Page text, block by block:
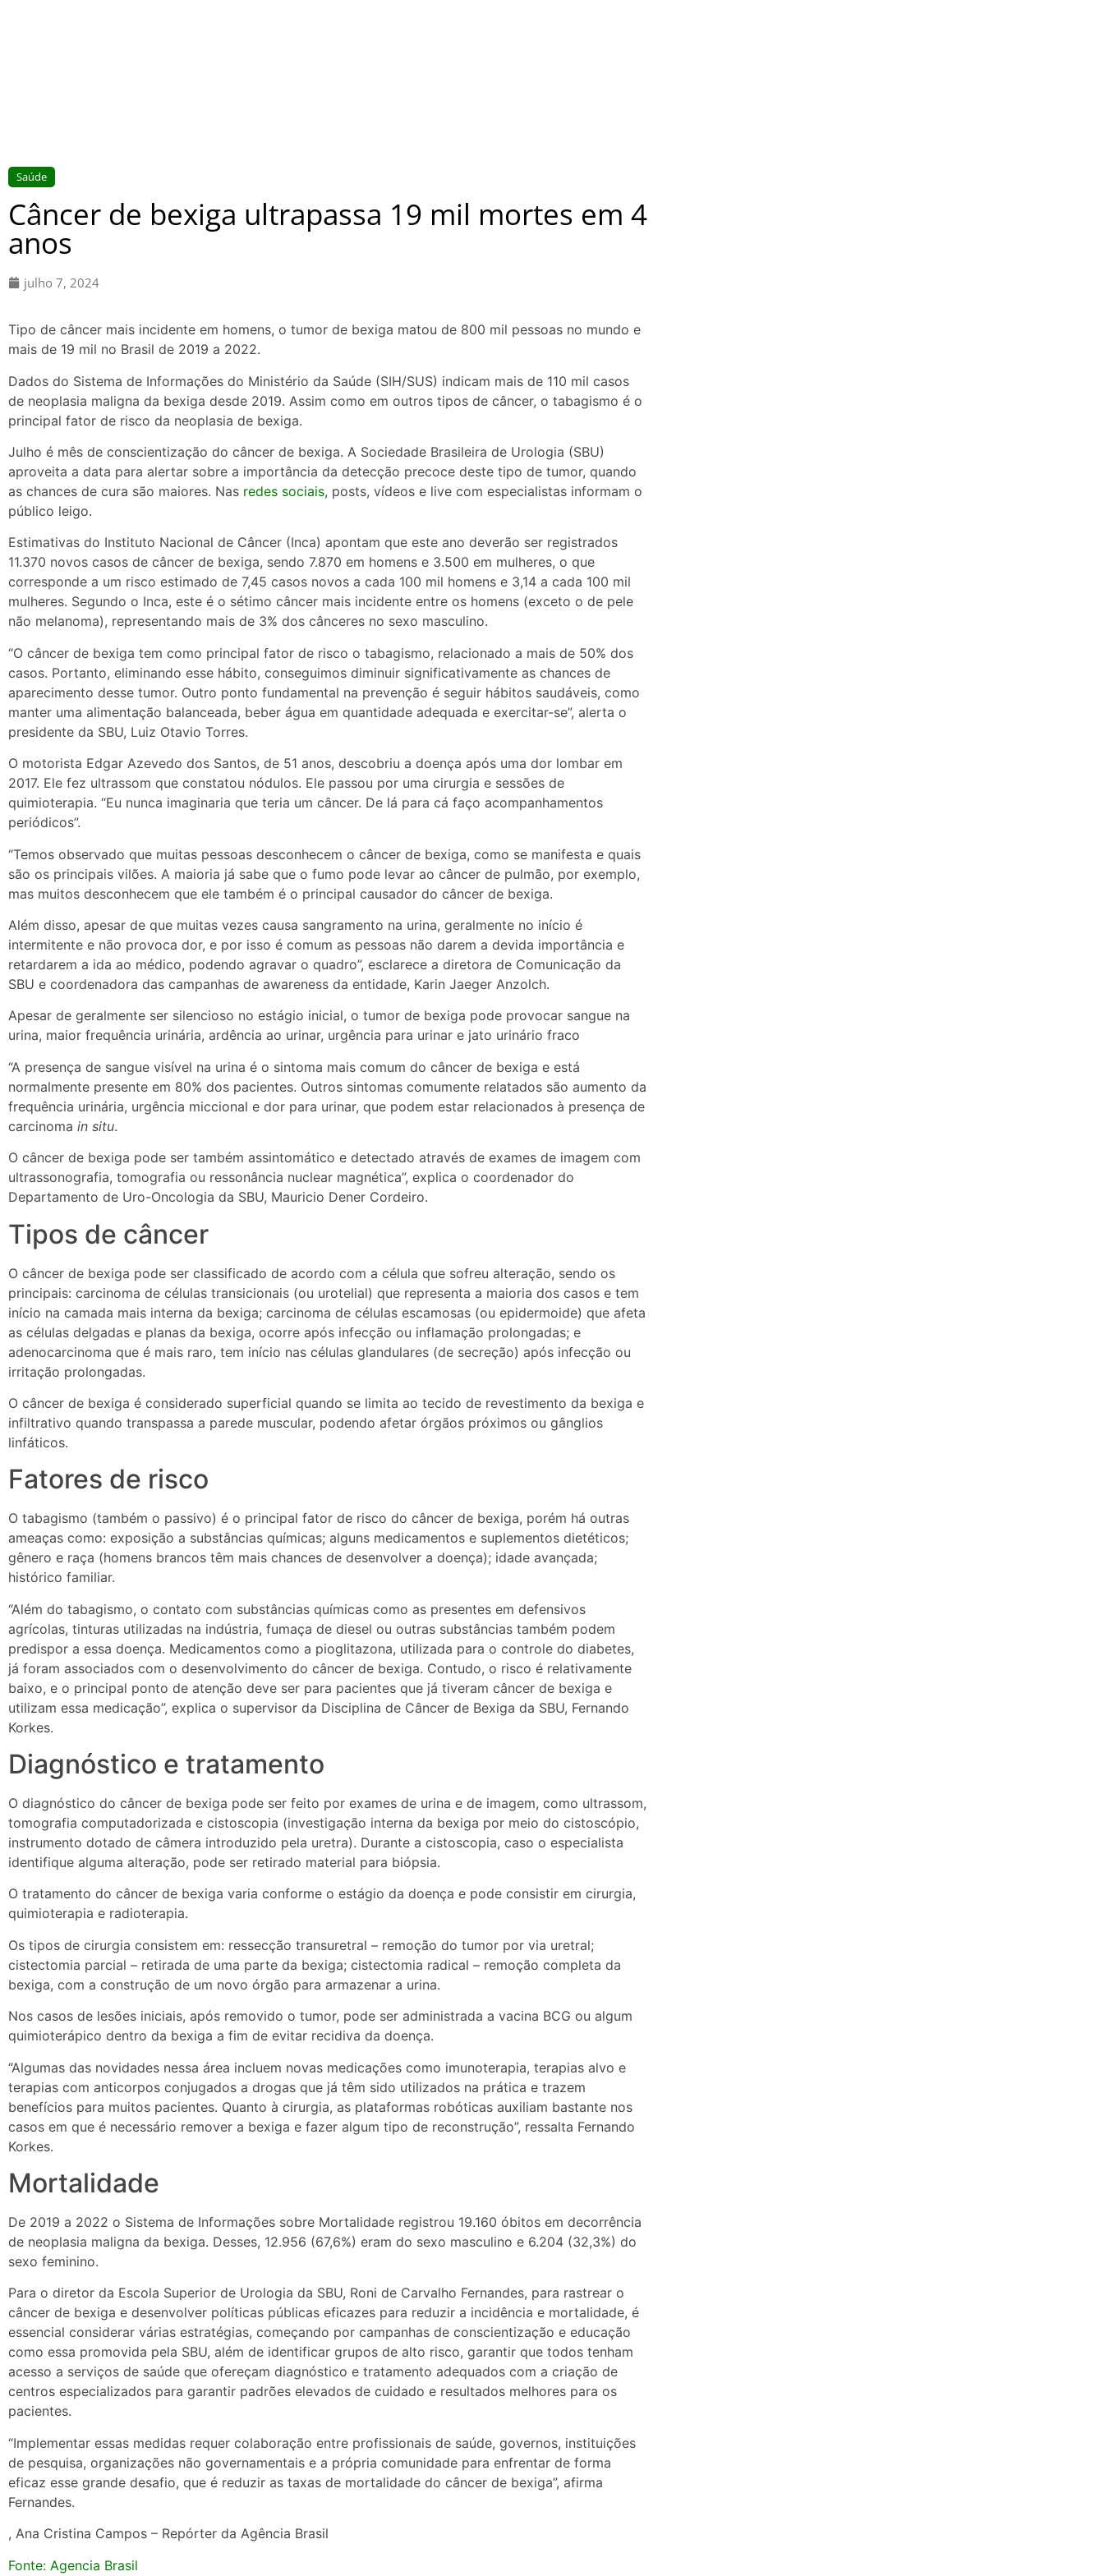
Saúde
Câncer de bexiga ultrapassa 19 mil mortes em 4
anos
julho 7, 2024
Tipo de câncer mais incidente em homens, o tumor de bexiga matou de 800 mil pessoas no mundo e
mais de 19 mil no Brasil de 2019 a 2022.
Dados do Sistema de Informações do Ministério da Saúde (SIH/SUS) indicam mais de 110 mil casos
de neoplasia maligna da bexiga desde 2019. Assim como em outros tipos de câncer, o tabagismo é o
principal fator de risco da neoplasia de bexiga.
Julho é mês de conscientização do câncer de bexiga. A Sociedade Brasileira de Urologia (SBU)
aproveita a data para alertar sobre a importância da detecção precoce deste tipo de tumor, quando
as chances de cura são maiores. Nas redes sociais, posts, vídeos e live com especialistas informam o
público leigo.
Estimativas do Instituto Nacional de Câncer (Inca) apontam que este ano deverão ser registrados
11.370 novos casos de câncer de bexiga, sendo 7.870 em homens e 3.500 em mulheres, o que
corresponde a um risco estimado de 7,45 casos novos a cada 100 mil homens e 3,14 a cada 100 mil
mulheres. Segundo o Inca, este é o sétimo câncer mais incidente entre os homens (exceto o de pele
não melanoma), representando mais de 3% dos cânceres no sexo masculino.
“O câncer de bexiga tem como principal fator de risco o tabagismo, relacionado a mais de 50% dos
casos. Portanto, eliminando esse hábito, conseguimos diminuir significativamente as chances de
aparecimento desse tumor. Outro ponto fundamental na prevenção é seguir hábitos saudáveis, como
manter uma alimentação balanceada, beber água em quantidade adequada e exercitar-se”, alerta o
presidente da SBU, Luiz Otavio Torres.
O motorista Edgar Azevedo dos Santos, de 51 anos, descobriu a doença após uma dor lombar em
2017. Ele fez ultrassom que constatou nódulos. Ele passou por uma cirurgia e sessões de
quimioterapia. “Eu nunca imaginaria que teria um câncer. De lá para cá faço acompanhamentos
periódicos”.
“Temos observado que muitas pessoas desconhecem o câncer de bexiga, como se manifesta e quais
são os principais vilões. A maioria já sabe que o fumo pode levar ao câncer de pulmão, por exemplo,
mas muitos desconhecem que ele também é o principal causador do câncer de bexiga.
Além disso, apesar de que muitas vezes causa sangramento na urina, geralmente no início é
intermitente e não provoca dor, e por isso é comum as pessoas não darem a devida importância e
retardarem a ida ao médico, podendo agravar o quadro”, esclarece a diretora de Comunicação da
SBU e coordenadora das campanhas de awareness da entidade, Karin Jaeger Anzolch.
Apesar de geralmente ser silencioso no estágio inicial, o tumor de bexiga pode provocar sangue na
urina, maior frequência urinária, ardência ao urinar, urgência para urinar e jato urinário fraco
“A presença de sangue visível na urina é o sintoma mais comum do câncer de bexiga e está
normalmente presente em 80% dos pacientes. Outros sintomas comumente relatados são aumento da
frequência urinária, urgência miccional e dor para urinar, que podem estar relacionados à presença de
carcinoma in situ.
O câncer de bexiga pode ser também assintomático e detectado através de exames de imagem com
ultrassonografia, tomografia ou ressonância nuclear magnética”, explica o coordenador do
Departamento de Uro-Oncologia da SBU, Mauricio Dener Cordeiro.
Tipos de câncer
O câncer de bexiga pode ser classificado de acordo com a célula que sofreu alteração, sendo os
principais: carcinoma de células transicionais (ou urotelial) que representa a maioria dos casos e tem
início na camada mais interna da bexiga; carcinoma de células escamosas (ou epidermoide) que afeta
as células delgadas e planas da bexiga, ocorre após infecção ou inflamação prolongadas; e
adenocarcinoma que é mais raro, tem início nas células glandulares (de secreção) após infecção ou
irritação prolongadas.
O câncer de bexiga é considerado superficial quando se limita ao tecido de revestimento da bexiga e
infiltrativo quando transpassa a parede muscular, podendo afetar órgãos próximos ou gânglios
linfáticos.
Fatores de risco
O tabagismo (também o passivo) é o principal fator de risco do câncer de bexiga, porém há outras
ameaças como: exposição a substâncias químicas; alguns medicamentos e suplementos dietéticos;
gênero e raça (homens brancos têm mais chances de desenvolver a doença); idade avançada;
histórico familiar.
“Além do tabagismo, o contato com substâncias químicas como as presentes em defensivos
agrícolas, tinturas utilizadas na indústria, fumaça de diesel ou outras substâncias também podem
predispor a essa doença. Medicamentos como a pioglitazona, utilizada para o controle do diabetes,
já foram associados com o desenvolvimento do câncer de bexiga. Contudo, o risco é relativamente
baixo, e o principal ponto de atenção deve ser para pacientes que já tiveram câncer de bexiga e
utilizam essa medicação”, explica o supervisor da Disciplina de Câncer de Bexiga da SBU, Fernando
Korkes.
Diagnóstico e tratamento
O diagnóstico do câncer de bexiga pode ser feito por exames de urina e de imagem, como ultrassom,
tomografia computadorizada e cistoscopia (investigação interna da bexiga por meio do cistoscópio,
instrumento dotado de câmera introduzido pela uretra). Durante a cistoscopia, caso o especialista
identifique alguma alteração, pode ser retirado material para biópsia.
O tratamento do câncer de bexiga varia conforme o estágio da doença e pode consistir em cirurgia,
quimioterapia e radioterapia.
Os tipos de cirurgia consistem em: ressecção transuretral – remoção do tumor por via uretral;
cistectomia parcial – retirada de uma parte da bexiga; cistectomia radical – remoção completa da
bexiga, com a construção de um novo órgão para armazenar a urina.
Nos casos de lesões iniciais, após removido o tumor, pode ser administrada a vacina BCG ou algum
quimioterápico dentro da bexiga a fim de evitar recidiva da doença.
“Algumas das novidades nessa área incluem novas medicações como imunoterapia, terapias alvo e
terapias com anticorpos conjugados a drogas que já têm sido utilizados na prática e trazem
benefícios para muitos pacientes. Quanto à cirurgia, as plataformas robóticas auxiliam bastante nos
casos em que é necessário remover a bexiga e fazer algum tipo de reconstrução”, ressalta Fernando
Korkes.
Mortalidade
De 2019 a 2022 o Sistema de Informações sobre Mortalidade registrou 19.160 óbitos em decorrência
de neoplasia maligna da bexiga. Desses, 12.956 (67,6%) eram do sexo masculino e 6.204 (32,3%) do
sexo feminino.
Para o diretor da Escola Superior de Urologia da SBU, Roni de Carvalho Fernandes, para rastrear o
câncer de bexiga e desenvolver políticas públicas eficazes para reduzir a incidência e mortalidade, é
essencial considerar várias estratégias, começando por campanhas de conscientização e educação
como essa promovida pela SBU, além de identificar grupos de alto risco, garantir que todos tenham
acesso a serviços de saúde que ofereçam diagnóstico e tratamento adequados com a criação de
centros especializados para garantir padrões elevados de cuidado e resultados melhores para os
pacientes.
“Implementar essas medidas requer colaboração entre profissionais de saúde, governos, instituições
de pesquisa, organizações não governamentais e a própria comunidade para enfrentar de forma
eficaz esse grande desafio, que é reduzir as taxas de mortalidade do câncer de bexiga”, afirma
Fernandes.
, Ana Cristina Campos – Repórter da Agência Brasil
Fonte: Agencia Brasil